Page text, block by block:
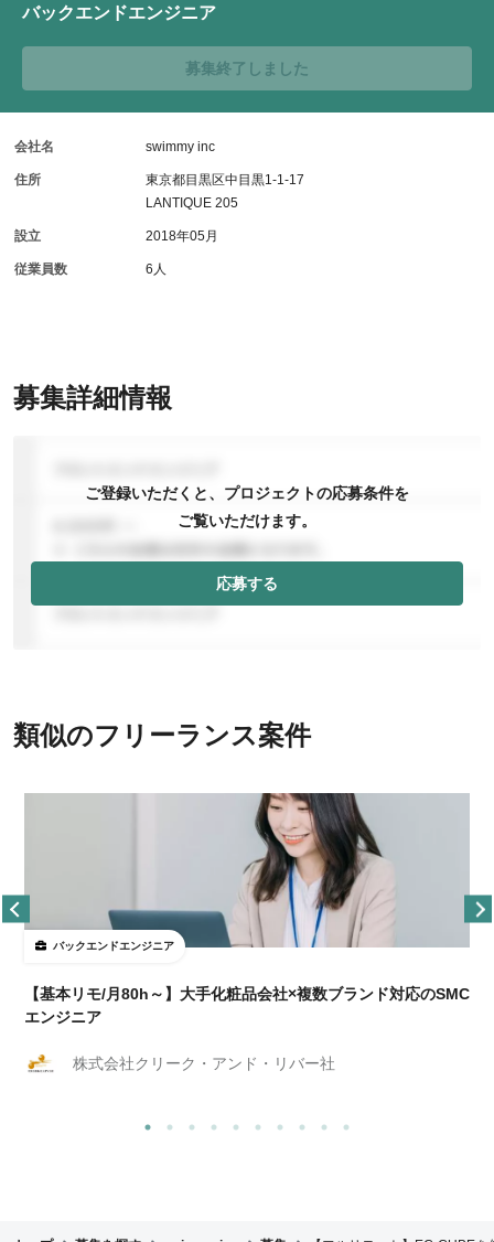
募集詳細情報
ご登録いただくと、プロジェクトの応募条件を
ご覧いただけます。
応募する
バックエンドエンジニア
募集終了しました
会社名 swimmy inc
住所
東京都目黒区中目黒1-1-17
LANTIQUE 205
設立 2018年05月
従業員数 6人
類似のフリーランス案件
バックエンドエンジニア
【基本リモ/月80h～】大手化粧品会社×複数ブランド対応のSMC
エンジニア
株式会社クリーク・アンド・リバー社